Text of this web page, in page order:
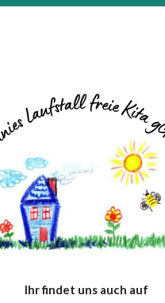
Ihr findet uns auch auf